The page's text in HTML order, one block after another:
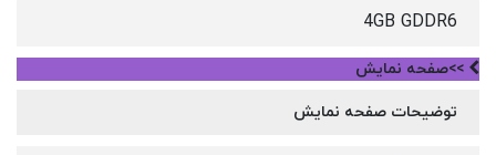
4GB GDDR6
>>صفحه نمایش
توضیحات صفحه نمایش